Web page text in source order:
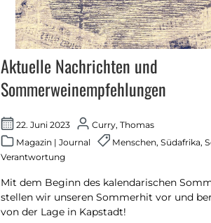
Aktuelle Nachrichten und
Sommerweinempfehlungen
22. Juni 2023
Curry, Thomas
Magazin| Journal Menschen,Südafrika,
Verantwortung
Mit dem Beginn des kalendarischen
stellen wir unseren Sommerhit vor und
von der Lage in Kapstadt!